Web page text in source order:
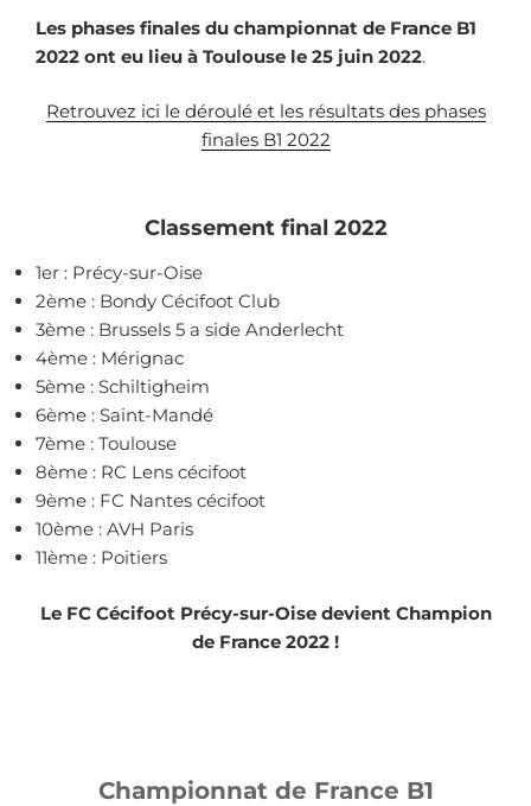
Les phases finales du championnat de France B1
2022 ont eu lieu à Toulouse le 25 juin 2022.
Retrouvez ici le déroulé et les résultats des phases
finales B1 2022
Classement final 2022
1er : Précy-sur-Oise
2ème : Bondy Cécifoot Club
3ème : Brussels 5 a side Anderlecht
4ème : Mérignac
5ème : Schiltigheim
6ème : Saint-Mandé
7ème : Toulouse
8ème : RC Lens cécifoot
9ème : FC Nantes cécifoot
10ème : AVH Paris
11ème : Poitiers
Le FC Cécifoot Précy-sur-Oise devient Champion
de France 2022 !
Championnat de France B1